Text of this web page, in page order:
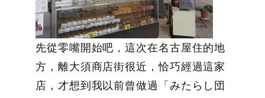
先從零嘴開始吧，這次在名古屋住的地
方，離大須商店街很近，恰巧經過這家
店，才想到我以前曾做過「みたらし団